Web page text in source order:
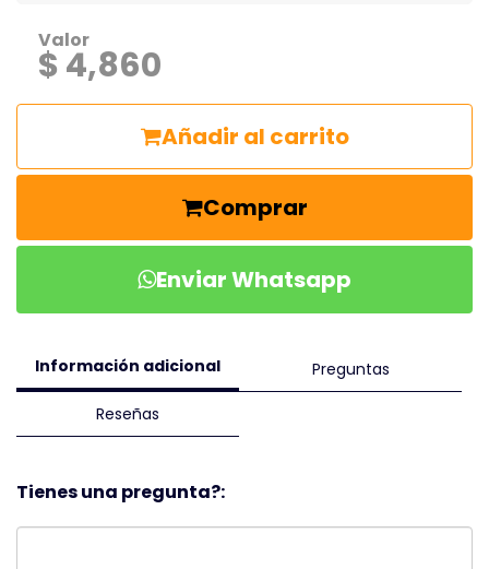
Valor
$ 4,860
Añadir al carrito
Comprar
Enviar Whatsapp
Información adicional Preguntas
Reseñas
Tienes una pregunta?: